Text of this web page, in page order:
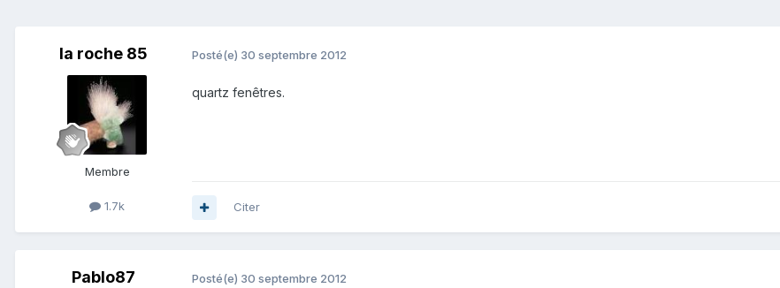
la roche 85
Membre
1.7k
Posté(e) 30 septembre 2012
quartz fenêtres.
Citer
Pablo87 Posté(e) 30 septembre 2012